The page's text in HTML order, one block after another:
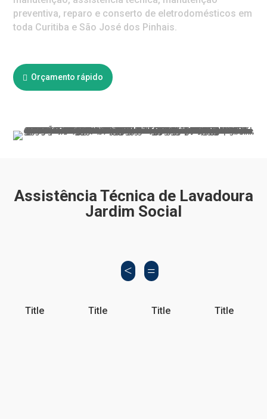
preventiva, reparo e conserto de eletrodomésticos em
toda Curitiba e São José dos Pinhais.
Orçamento rápido
Assistência Técnica de Lavadoura
Jardim Social
Title Title Title Title